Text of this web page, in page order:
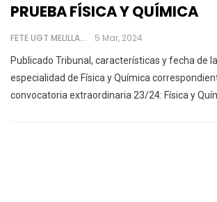
PRUEBA FÍSICA Y QUÍMICA
FETE UGT MELILLA 5 Mar, 2024
Publicado Tribunal, características y fecha de
especialidad de Física y Química
convocatoria extraordinaria 23/24: Física y